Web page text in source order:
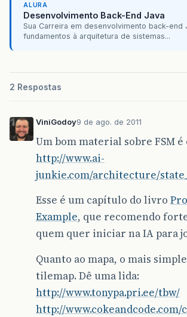
ALURA
Desenvolvimento Back-End Java
Sua Carreira em desenvolvimento back-end
fundamentos à arquitetura de sistemas...
2 Respostas
ViniGodoy9 de ago. de 2011
Um bom material sobre FSM é
http://www.ai-
junkie.com/architecture/
Esse é um capítulo do livro
Example, que recomendo
quem quer iniciar na IA para
Quanto ao mapa, o mais
tilemap. Dê uma lida:
http://www.tonypa.pri.ee/tbw/
http://